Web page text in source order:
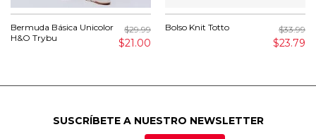
Bermuda Básica Unicolor
H&O Trybu
$29.99
$21.00
Bolso Knit Totto $33.99
$23.79
SUSCRÍBETE A NUESTRO NEWSLETTER